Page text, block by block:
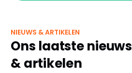
NIEUWS & ARTIKELEN
Ons laatste nieuws
& artikelen